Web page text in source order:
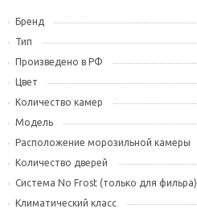
Бренд
Тип
Произведено в РФ
Цвет
Количество камер
Модель
Расположение морозильной камеры
Количество дверей
Система No Frost (только для фильра)
Климатический класс